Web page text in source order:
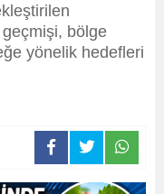
geçmişi, bölge
yönelik hedefleri